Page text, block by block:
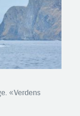
«Verdens